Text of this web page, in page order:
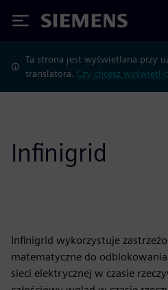
Siemens
Ta strona jest wyświetlana przy
translatora. Czy chcesz
Infinigrid
Infinigrid wykorzystuje
matematyczne do
sieci elektrycznej w czasie